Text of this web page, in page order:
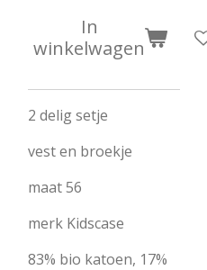
In
winkelwagen
2 delig setje
vest en broekje
maat 56
merk Kidscase
83% bio katoen, 17%